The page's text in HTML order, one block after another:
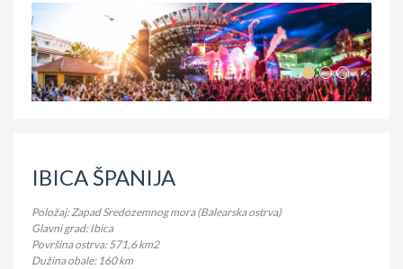
IBICA ŠPANIJA
Položaj: Zapad Sredozemnog mora (Balearska ostrva)
Glavni grad: Ibica
Površina ostrva: 571,6 km2
Dužina obale: 160 km